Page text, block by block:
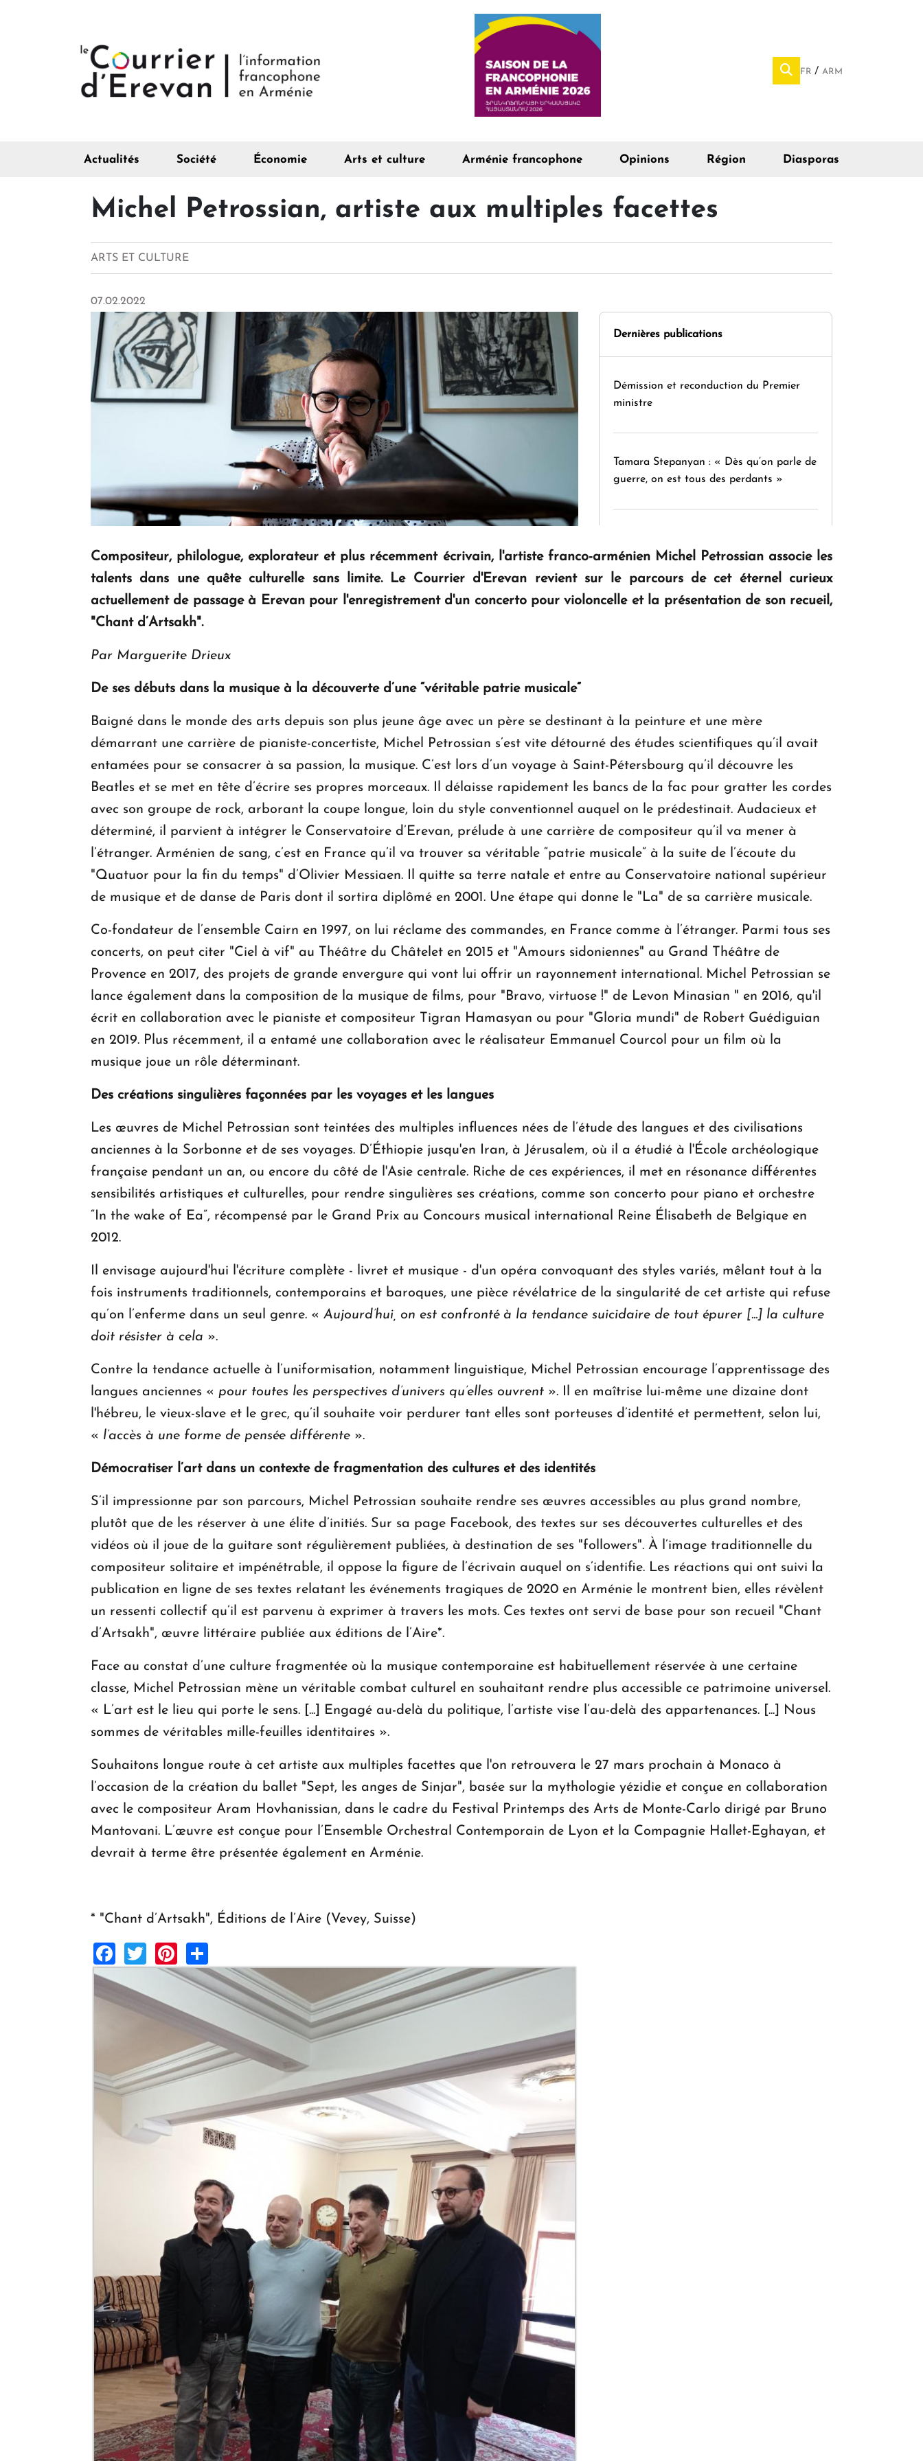
FR ARM
Actualités Société Économie Arts et culture Arménie francophone Opinions Région Diasporas
Michel Petrossian, artiste aux multiples facettes
ARTS ET CULTURE
07.02.2022
Dernières publications
Démission et reconduction du Premier
ministre
Tamara Stepanyan : « Dès qu’on parle de
guerre, on est tous des perdants »
concrète, la question d'un référendum ne
se pose pas. "
d'Arménie ouvrira ses portes à Dilijan
Compositeur, philologue, explorateur et plus récemment écrivain, l'artiste franco-arménien Michel Petrossian associe les
talents dans une quête culturelle sans limite. Le Courrier d'Erevan revient sur le parcours de cet éternel curieux
actuellement de passage à Erevan pour l'enregistrement d'un concerto pour violoncelle et la présentation de son recueil,
"Chant d’Artsakh".
Par Marguerite Drieux
De ses débuts dans la musique à la découverte d’une “véritable patrie musicale”
Baigné dans le monde des arts depuis son plus jeune âge avec un père se destinant à la peinture et une mère
démarrant une carrière de pianiste-concertiste, Michel Petrossian s’est vite détourné des études scientifiques qu’il avait
entamées pour se consacrer à sa passion, la musique. C’est lors d’un voyage à Saint-Pétersbourg qu’il découvre les
Beatles et se met en tête d’écrire ses propres morceaux. Il délaisse rapidement les bancs de la fac pour gratter les cordes
avec son groupe de rock, arborant la coupe longue, loin du style conventionnel auquel on le prédestinait. Audacieux et
déterminé, il parvient à intégrer le Conservatoire d’Erevan, prélude à une carrière de compositeur qu’il va mener à
l’étranger. Arménien de sang, c’est en France qu’il va trouver sa véritable “patrie musicale” à la suite de l’écoute du
"Quatuor pour la fin du temps" d’Olivier Messiaen. Il quitte sa terre natale et entre au Conservatoire national supérieur
de musique et de danse de Paris dont il sortira diplômé en 2001. Une étape qui donne le "La" de sa carrière musicale.
Co-fondateur de l’ensemble Cairn en 1997, on lui réclame des commandes, en France comme à l’étranger. Parmi tous ses
concerts, on peut citer "Ciel à vif" au Théâtre du Châtelet en 2015 et "Amours sidoniennes" au Grand Théâtre de
Provence en 2017, des projets de grande envergure qui vont lui offrir un rayonnement international. Michel Petrossian se
lance également dans la composition de la musique de films, pour "Bravo, virtuose !" de Levon Minasian " en 2016, qu'il
écrit en collaboration avec le pianiste et compositeur Tigran Hamasyan ou pour "Gloria mundi" de Robert Guédiguian
en 2019. Plus récemment, il a entamé une collaboration avec le réalisateur Emmanuel Courcol pour un film où la
musique joue un rôle déterminant.
Des créations singulières façonnées par les voyages et les langues
Les œuvres de Michel Petrossian sont teintées des multiples influences nées de l’étude des langues et des civilisations
anciennes à la Sorbonne et de ses voyages. D’Éthiopie jusqu'en Iran, à Jérusalem, où il a étudié à l'École archéologique
française pendant un an, ou encore du côté de l'Asie centrale. Riche de ces expériences, il met en résonance différentes
sensibilités artistiques et culturelles, pour rendre singulières ses créations, comme son concerto pour piano et orchestre
“In the wake of Ea”, récompensé par le Grand Prix au Concours musical international Reine Élisabeth de Belgique en
2012.
Il envisage aujourd'hui l'écriture complète - livret et musique - d'un opéra convoquant des styles variés, mêlant tout à la
fois instruments traditionnels, contemporains et baroques, une pièce révélatrice de la singularité de cet artiste qui refuse
qu’on l’enferme dans un seul genre. « Aujourd’hui, on est confronté à la tendance suicidaire de tout épurer [...] la culture
doit résister à cela ».
Contre la tendance actuelle à l’uniformisation, notamment linguistique, Michel Petrossian encourage l’apprentissage des
langues anciennes « pour toutes les perspectives d’univers qu’elles ouvrent ». Il en maîtrise lui-même une dizaine dont
l'hébreu, le vieux-slave et le grec, qu’il souhaite voir perdurer tant elles sont porteuses d’identité et permettent, selon lui,
« l’accès à une forme de pensée différente ».
Démocratiser l’art dans un contexte de fragmentation des cultures et des identités
S’il impressionne par son parcours, Michel Petrossian souhaite rendre ses œuvres accessibles au plus grand nombre,
plutôt que de les réserver à une élite d’initiés. Sur sa page Facebook, des textes sur ses découvertes culturelles et des
vidéos où il joue de la guitare sont régulièrement publiées, à destination de ses "followers". À l’image traditionnelle du
compositeur solitaire et impénétrable, il oppose la figure de l’écrivain auquel on s’identifie. Les réactions qui ont suivi la
publication en ligne de ses textes relatant les événements tragiques de 2020 en Arménie le montrent bien, elles révèlent
un ressenti collectif qu’il est parvenu à exprimer à travers les mots. Ces textes ont servi de base pour son recueil "Chant
d’Artsakh", œuvre littéraire publiée aux éditions de l’Aire*.
Face au constat d’une culture fragmentée où la musique contemporaine est habituellement réservée à une certaine
classe, Michel Petrossian mène un véritable combat culturel en souhaitant rendre plus accessible ce patrimoine universel.
« L’art est le lieu qui porte le sens. [...] Engagé au-delà du politique, l’artiste vise l’au-delà des appartenances. [...] Nous
sommes de véritables mille-feuilles identitaires ».
Souhaitons longue route à cet artiste aux multiples facettes que l'on retrouvera le 27 mars prochain à Monaco à
l’occasion de la création du ballet "Sept, les anges de Sinjar", basée sur la mythologie yézidie et conçue en collaboration
avec le compositeur Aram Hovhanissian, dans le cadre du Festival Printemps des Arts de Monte-Carlo dirigé par Bruno
Mantovani. L’œuvre est conçue pour l’Ensemble Orchestral Contemporain de Lyon et la Compagnie Hallet-Eghayan, et
devrait à terme être présentée également en Arménie.
* "Chant d’Artsakh", Éditions de l’Aire (Vevey, Suisse)
Facebook
TwitterPinterest